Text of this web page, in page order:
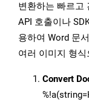
변환하는 빠르고
API 호출이나
용하여 Word 문
여러 이미지 형
Convert